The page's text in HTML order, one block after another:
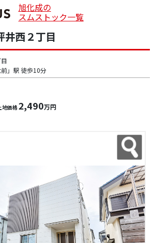
旭化成の
スムストック一覧
井西２丁目
」駅 徒歩10分
地価格2,490万円